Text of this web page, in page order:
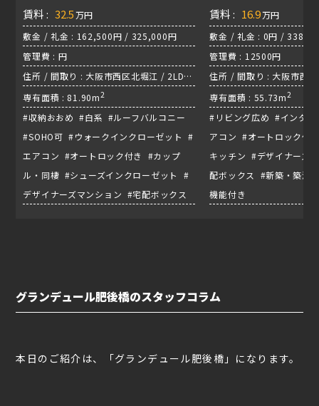
賃料 : 32.5 万円
敷金 / 礼金 : 162,500円 / 325,000円
管理費 : 円
住所 / 間取り : 大阪市西区北堀江 / 2LDK
/ 御堂筋線『心斎橋駅』
専有面積 : 81.90m2
#収納おおめ #白系 #ルーフバルコニー
#SOHO可 #ウォークインクローゼット #
エアコン #オートロック付き #カップ
ル・同棲 #シューズインクローゼット #
デザイナーズマンション #宅配ボックス
賃料 : 16.9万円
敷金 / 礼金 : 0円 /
管理費 : 12500円
住所 / 間取り : 大阪市西
専有面積 : 55.73m2
#リビング広め #インタ
アコン #オートロック付
キッチン #デザイナーズ
配ボックス #新築・築浅
機能付き
グランデュール肥後橋のスタッフコラム
本日のご紹介は、「グランデュール肥後橋」になります。